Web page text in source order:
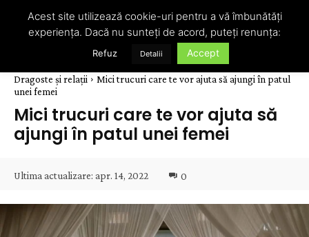
Dragoste și relații
Mici trucuri care te vor ajuta să ajungi în patul
unei femei
Mici trucuri care te vor ajuta să
ajungi în patul unei femei
Ultima actualizare: apr. 14, 2022 0
Acest site utilizează cookie-uri pentru a vă îmbunătăți
experiența. Dacă nu sunteți de acord, puteți renunța:
Refuz Detalii Accept